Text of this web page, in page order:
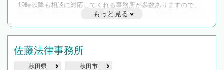
19時以降も相談に対応してくれる事務所が多数ありますので、
遅い時間の相談が増えそうな場合はそのような事務所に絞り込
んで検索してみましょう。
もっと見る
佐藤法律事務所
秋田県 秋田市